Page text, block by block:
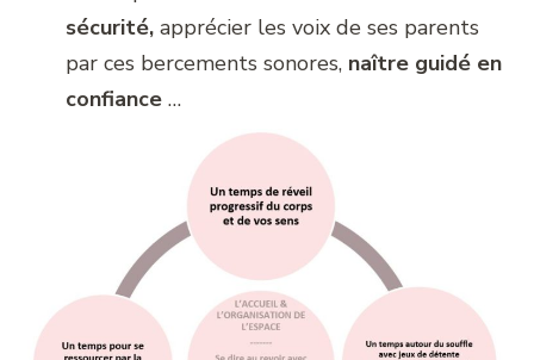
sécurité, apprécier les voix de ses parents
par ces bercements sonores, naître guidé en
confiance …